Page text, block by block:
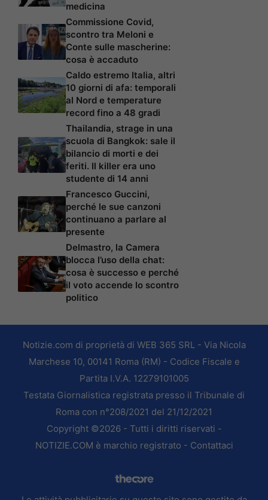
medicina
Commissione Covid,
scontro tra Meloni e
Conte sulle mascherine:
cosa è accaduto
Caldo estremo Italia, altri
10 giorni di afa: temporali
al Nord e temperature
record fino a 48 gradi
Thailandia, strage in una
scuola di Bangkok: sale il
bilancio di morti e dei
feriti. Il killer era uno
studente di 14 anni
Francesco Guccini,
perché le sue canzoni
continuano a parlare al
presente
Delmastro, la Camera
blocca l’uso della chat:
cosa è successo e perché
il voto accende lo scontro
politico
Notizie.com di proprietà di WEB 365 SRL - Via Nicola
Marchese 10, 00141 Roma (RM) - Codice Fiscale e
Partita I.V.A. 12279101005
Testata Giornalistica registrata presso il Tribunale di
Roma con n°208/2021 del 21/12/2021
Copyright ©2026 - Tutti i diritti riservati -
NOTIZIE.COM è marchio registrato - Contattaci